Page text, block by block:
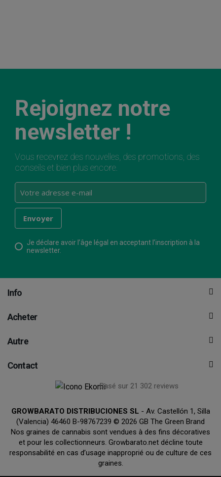
Rejoignez notre
newsletter !
Vous recevrez des nouvelles, des promotions, des
conseils et bien plus encore.
Je déclare avoir l’âge légal en acceptant l’inscription à la
newsletter.
Info
Acheter
Autre
Contact
Basé sur 21 302 reviews
GROWBARATO DISTRIBUCIONES SL - Av. Castellón 1, Silla
(Valencia) 46460 B-98767239 © 2026 GB The Green Brand
Nos graines de cannabis sont vendues à des fins décoratives
et pour les collectionneurs. Growbarato.net décline toute
responsabilité en cas d’usage inapproprié ou de culture de ces
graines.